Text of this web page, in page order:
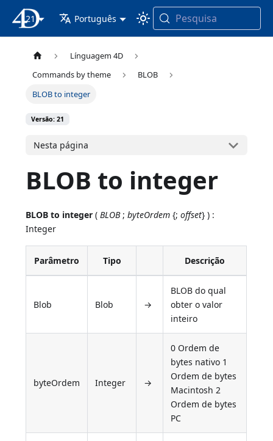
Documentação 4D
21 Português Pesquisa
Línguagem 4D
Commands by theme
BLOB
BLOB to integer
Versão: 21
Nesta página
BLOB to integer
BLOB to integer (BLOB;byteOrdem {;offset} ) :
Integer
Parâmetro Tipo Descrição
Blob Blob →
BLOB do qual
obter o valor
inteiro
byteOrdem Integer →
0 Ordem de
bytes nativo 1
Ordem de bytes
Macintosh 2
Ordem de bytes
PC